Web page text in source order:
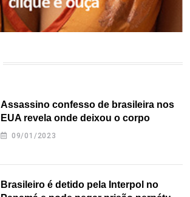
Assassino confesso de brasileira nos
EUA revela onde deixou o corpo
09/01/2023
Brasileiro é detido pela Interpol no